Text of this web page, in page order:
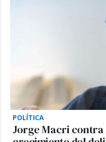
POLÍTICA
Jorge Macri